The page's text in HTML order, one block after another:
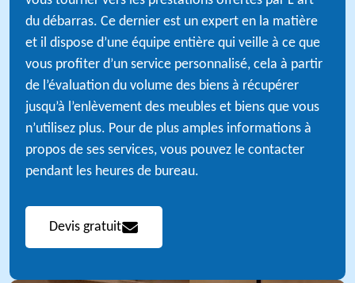
du débarras. Ce dernier est un expert en la matière
et il dispose d’une équipe entière qui veille à ce que
vous profiter d’un service personnalisé, cela à partir
de l’évaluation du volume des biens à récupérer
jusqu’à l’enlèvement des meubles et biens que vous
n’utilisez plus. Pour de plus amples informations à
propos de ses services, vous pouvez le contacter
pendant les heures de bureau.
Devis gratuit